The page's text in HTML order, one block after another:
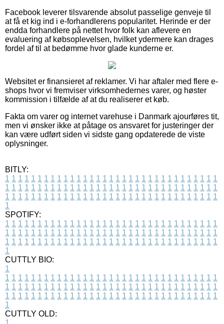
Facebook leverer tilsvarende absolut passelige genveje til
at få et kig ind i e-forhandlerens popularitet. Herinde er der
endda forhandlere på nettet hvor folk kan aflevere en
evaluering af købsoplevelsen, hvilket ydermere kan drages
fordel af til at bedømme hvor glade kunderne er.
Websitet er finansieret af reklamer. Vi har aftaler med flere e-
shops hvor vi fremviser virksomhedernes varer, og høster
kommission i tilfælde af at du realiserer et køb.
Fakta om varer og internet varehuse i Danmark ajourføres tit,
men vi ønsker ikke at påtage os ansvaret for justeringer der
kan være udført siden vi sidste gang opdaterede de viste
oplysninger.
BITLY:
1 1 1 1 1 1 1 1 1 1 1 1 1 1 1 1 1 1 1 1 1 1 1 1 1 1 1 1 1 1 1 1 1
1 1 1 1 1 1 1 1 1 1 1 1 1 1 1 1 1 1 1 1 1 1 1 1 1 1 1 1 1 1 1 1 1
1 1 1 1 1 1 1 1 1 1 1 1 1 1 1 1 1 1 1 1 1 1 1 1 1 1 1 1 1 1 1 1 1
1
SPOTIFY:
1 1 1 1 1 1 1 1 1 1 1 1 1 1 1 1 1 1 1 1 1 1 1 1 1 1 1 1 1 1 1 1 1
1 1 1 1 1 1 1 1 1 1 1 1 1 1 1 1 1 1 1 1 1 1 1 1 1 1 1 1 1 1 1 1 1
1 1 1 1 1 1 1 1 1 1 1 1 1 1 1 1 1 1 1 1 1 1 1 1 1 1 1 1 1 1 1 1 1
1
CUTTLY BIO:
1
1 1 1 1 1 1 1 1 1 1 1 1 1 1 1 1 1 1 1 1 1 1 1 1 1 1 1 1 1 1 1 1 1
1 1 1 1 1 1 1 1 1 1 1 1 1 1 1 1 1 1 1 1 1 1 1 1 1 1 1 1 1 1 1 1 1
1 1 1 1 1 1 1 1 1 1 1 1 1 1 1 1 1 1 1 1 1 1 1 1 1 1 1 1 1 1 1 1 1
1
CUTTLY OLD: